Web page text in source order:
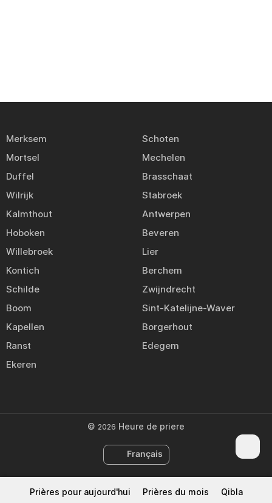
Prières pour aujourd'hui Prières du mois Qibla
Merksem
Schoten
Mortsel
Mechelen
Duffel
Brasschaat
Wilrijk
Stabroek
Kalmthout
Antwerpen
Hoboken
Beveren
Willebroek
Lier
Kontich
Berchem
Schilde
Zwijndrecht
Boom
Sint-Katelijne-Waver
Kapellen
Borgerhout
Ranst
Edegem
Ekeren
© 2026 Heure de priere
Français